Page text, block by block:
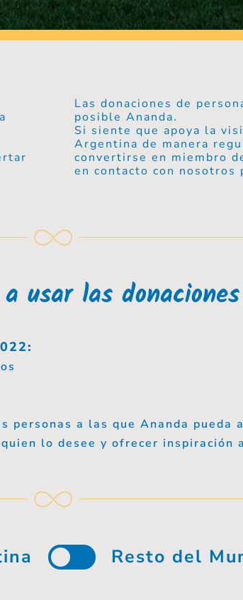
Las donaciones de
posible Ananda.
Si siente que apoya la
Argentina de manera
convertirse en miembro
en contacto con nosotros
usar las
personas a las que Ananda pueda
lo desee y ofrecer inspiración
Resto del